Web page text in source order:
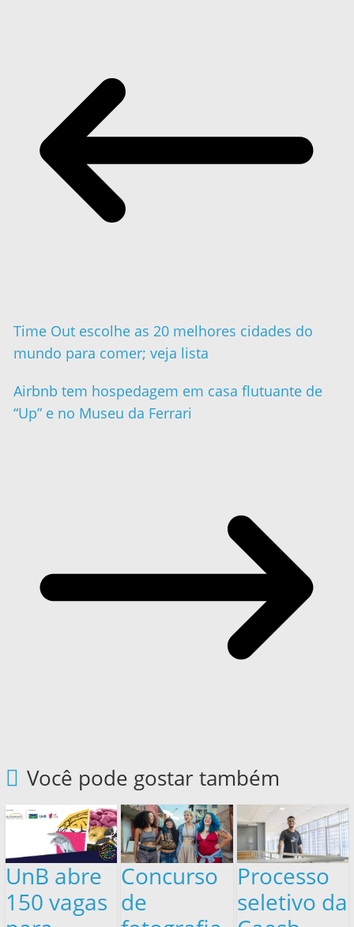
Time Out escolhe as 20 melhores cidades do
mundo para comer; veja lista
Airbnb tem hospedagem em casa flutuante de
“Up” e no Museu da Ferrari
Você pode gostar também
UnB abre
150 vagas
Concurso
de
Processo
seletivo da